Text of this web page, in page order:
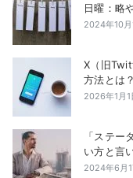
日曜：略
2024年10月
X（旧
方法とは？
2026年1月1
「ステー
い方と言
2024年6月